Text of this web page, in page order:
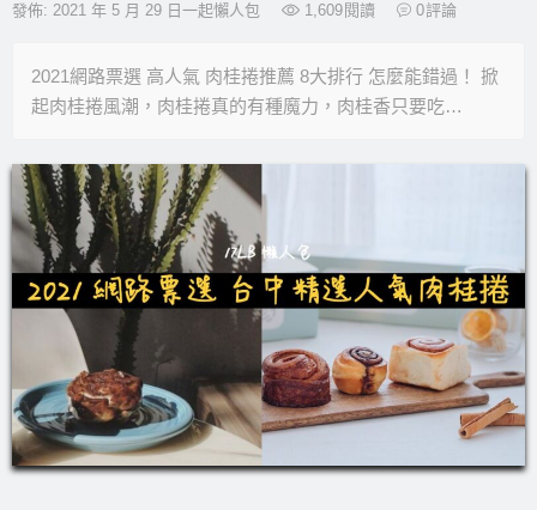
發佈: 2021 年 5 月 29 日一起懶人包 1,609 閱讀 0評論
2021網路票選 高人氣 肉桂捲推薦 8大排行 怎麼能錯過！ 掀
起肉桂捲風潮，肉桂捲真的有種魔力，肉桂香只要吃…